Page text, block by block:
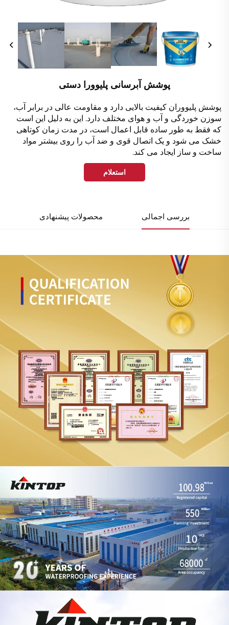
پوشش آبرسانی پلیوورا دستی
پوشش پلیووران کیفیت بالایی دارد و مقاومت عالی در برابر آب،
سوزن خوردگی و آب و هوای مختلف دارد. این به دلیل این است
که فقط به طور ساده قابل اعمال است، در مدت زمان کوتاهی
خشک می شود و یک اتصال قوی و ضد آب را روی بیشتر مواد
ساخت و ساز ایجاد می کند.
استعلام
بررسی اجمالی محصولات پیشنهادی